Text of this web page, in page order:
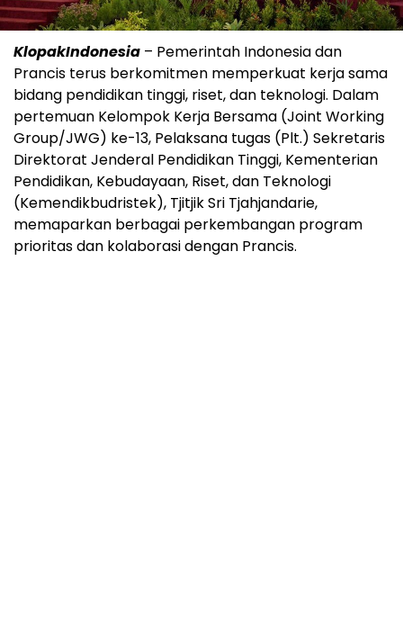
KlopakIndonesia – Pemerintah Indonesia dan
Prancis terus berkomitmen memperkuat kerja sama
bidang pendidikan tinggi, riset, dan teknologi. Dalam
pertemuan Kelompok Kerja Bersama (Joint Working
Group/JWG) ke-13, Pelaksana tugas (Plt.) Sekretaris
Direktorat Jenderal Pendidikan Tinggi, Kementerian
Pendidikan, Kebudayaan, Riset, dan Teknologi
(Kemendikbudristek), Tjitjik Sri Tjahjandarie,
memaparkan berbagai perkembangan program
prioritas dan kolaborasi dengan Prancis.